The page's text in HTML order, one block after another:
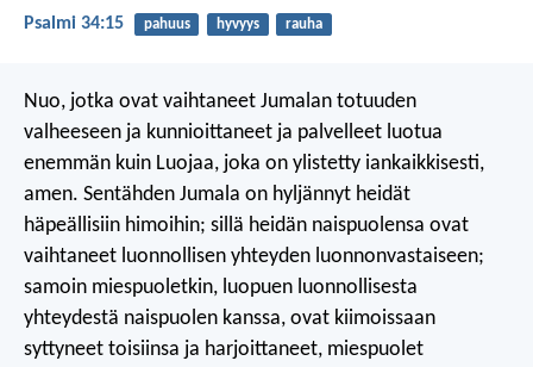
Psalmi 34:15 pahuus hyvyys rauha
Nuo, jotka ovat vaihtaneet Jumalan totuuden
valheeseen ja kunnioittaneet ja palvelleet luotua
enemmän kuin Luojaa, joka on ylistetty iankaikkisesti,
amen. Sentähden Jumala on hyljännyt heidät
häpeällisiin himoihin; sillä heidän naispuolensa ovat
vaihtaneet luonnollisen yhteyden luonnonvastaiseen;
samoin miespuoletkin, luopuen luonnollisesta
yhteydestä naispuolen kanssa, ovat kiimoissaan
syttyneet toisiinsa ja harjoittaneet, miespuolet